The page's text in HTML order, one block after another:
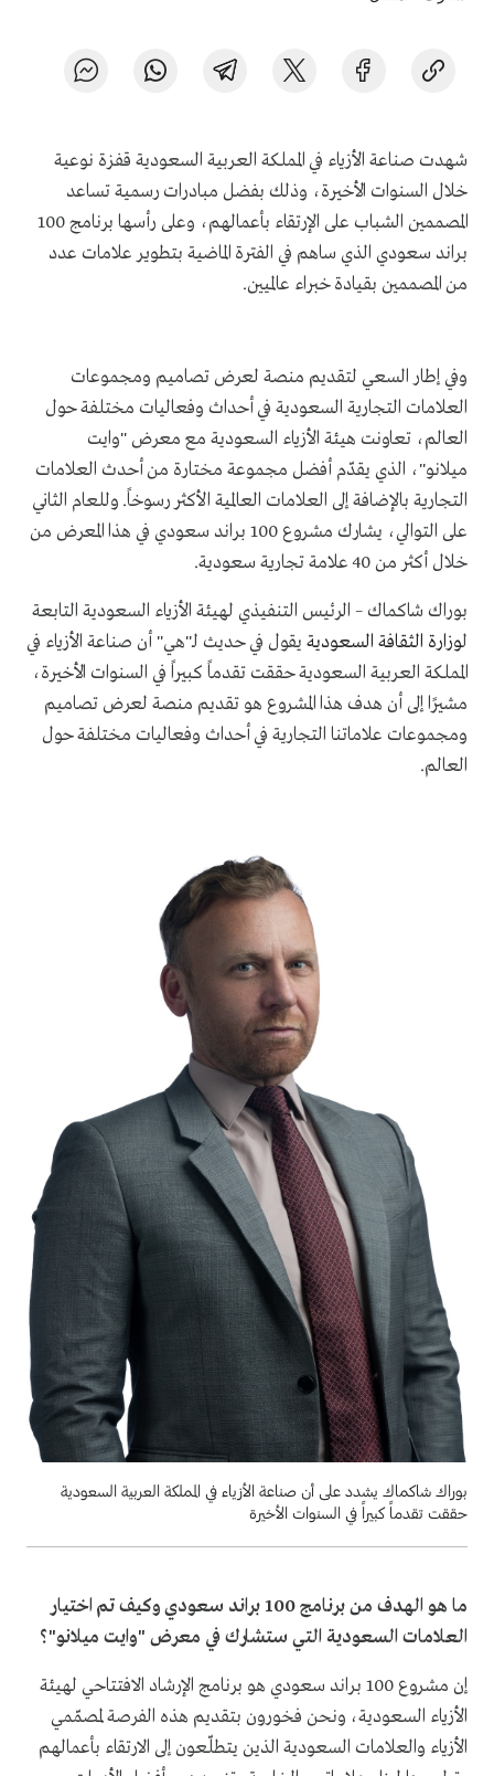
شهدت صناعة الأزياء في المملكة العربية السعودية قفزة نوعية
خلال السنوات الأخيرة، وذلك بفضل مبادرات رسمية تساعد
المصممين الشباب على الإرتقاء بأعمالهم، وعلى رأسها برنامج 100
براند سعودي الذي ساهم في الفترة الماضية بتطوير علامات عدد
من المصممين بقيادة خبراء عالميين.
وفي إطار السعي لتقديم منصة لعرض تصاميم ومجموعات
العلامات التجارية السعودية في أحداث وفعاليات مختلفة حول
العالم، تعاونت هيئة الأزياء السعودية مع معرض "وايت
ميلانو"، الذي يقدّم أفضل مجموعة مختارة من أحدث العلامات
التجارية بالإضافة إلى العلامات العالمية الأكثر رسوخاً. وللعام الثاني
على التوالي، يشارك مشروع 100 براند سعودي في هذا المعرض من
خلال أكثر من 40 علامة تجارية سعودية.
بوراك شاكماك – الرئيس التنفيذي لهيئة الأزياء السعودية التابعة
وزارة الثقافة السعوديةيقول في حديث لـ"هي"أن صناعة الأزياء في
المملكة العربية السعودية حققت تقدماً كبيراً في السنوات الأخيرة،
مشيرًا إلى أن هدف هذا المشروع هو تقديم منصة لعرض تصاميم
ومجموعات علاماتنا التجارية في أحداث وفعاليات مختلفة حول
العالم.
بوراك شاكماك يشدد على أن صناعة الأزياء في المملكة العربية السعودية
حققت تقدماً كبيراً في السنوات الأخيرة
ما هو الهدف من برنامج 100 براند سعودي وكيف تم اختيار
العلامات السعودية التي ستشارك في معرض "وايت ميلانو"؟
إن مشروع 100 براند سعودي هو برنامج الإرشاد الافتتاحي لهيئة
الأزياء السعودية، ونحن فخورون بتقديم هذه الفرصة لمصمّمي
الأزياء والعلامات السعودية الذين يتطلّعون إلى الارتقاء بأعمالهم